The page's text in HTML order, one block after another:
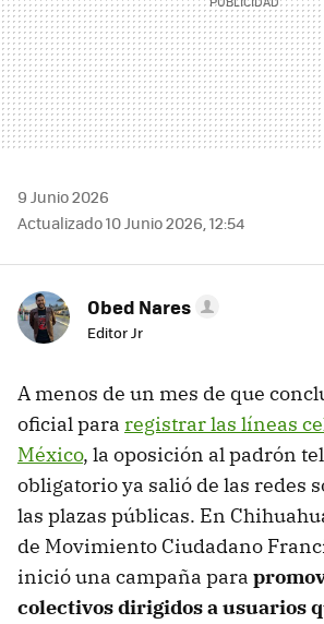
9 Junio 2026
Actualizado 10 Junio 2026, 12:54
Obed Nares
Editor Jr
A menos de un mes de que
oficial para registrar las líneas
México, la oposición al padrón
obligatorio ya salió de las redes
las plazas públicas. En
de Movimiento Ciudadano
inició una campaña para
colectivos dirigidos a usuarios